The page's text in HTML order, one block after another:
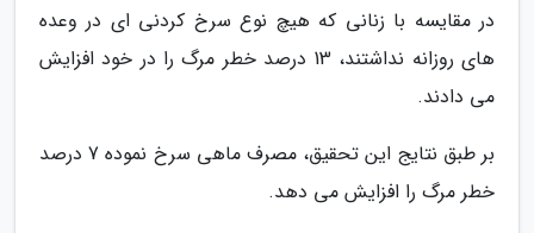
در مقایسه با زنانی که هیچ نوع سرخ کردنی ای در وعده
های روزانه نداشتند، 13 درصد خطر مرگ را در خود افزایش
می دادند.
بر طبق نتایج این تحقیق، مصرف ماهی سرخ نموده 7 درصد
خطر مرگ را افزایش می دهد.